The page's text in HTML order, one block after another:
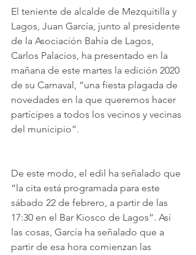
El teniente de alcalde de Mezquitilla y
Lagos, Juan García, junto al presidente
de la Asociación Bahía de Lagos,
Carlos Palacios, ha presentado en la
mañana de este martes la edición 2020
de su Carnaval, “una fiesta plagada de
novedades en la que queremos hacer
partícipes a todos los vecinos y vecinas
del municipio”.
De este modo, el edil ha señalado que
“la cita está programada para este
sábado 22 de febrero, a partir de las
17:30 en el Bar Kiosco de Lagos”. Así
las cosas, García ha señalado que a
partir de esa hora comienzan las